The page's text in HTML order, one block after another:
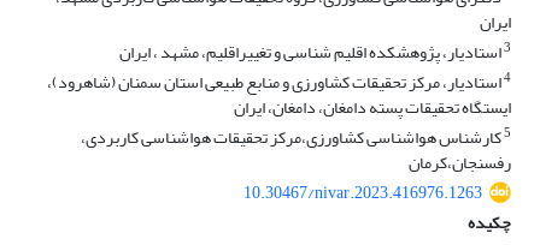
ایران
3استادیار، پژوهشکده اقلیم شناسی و تغییراقلیم، مشهد ، ایران
4استادیار، مرکز تحقیقات کشاورزی و منابع طبیعی استان سمنان (شاهرود)،
ایستگاه تحقیقات پسته دامغان، دامغان، ایران
5کارشناس هواشناسی کشاورزی،مرکز تحقیقات هواشناسی کاربردی،
رفسنجان،کرمان
10.30467/nivar.2023.416976.1263
چکیده